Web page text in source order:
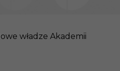
władze Akademii